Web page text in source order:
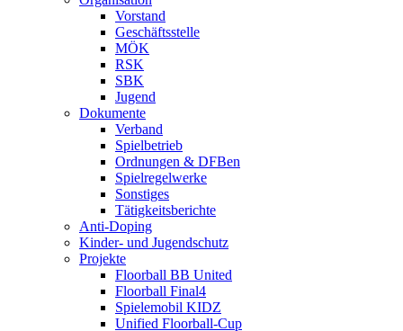
Vorstand
Geschäftsstelle
MÖK
RSK
SBK
Jugend
Dokumente
Verband
Spielbetrieb
Ordnungen & DFBen
Spielregelwerke
Sonstiges
Tätigkeitsberichte
Anti-Doping
Kinder- und Jugendschutz
Projekte
Floorball BB United
Floorball Final4
Spielemobil KIDZ
Unified Floorball-Cup